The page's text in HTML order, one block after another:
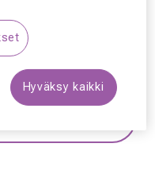
–50 % sisältäen
Lue lisää!
Hyväksy kaikki